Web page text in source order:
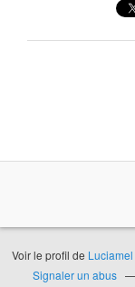
Voir le profil de Luciamel
Signaler un abus